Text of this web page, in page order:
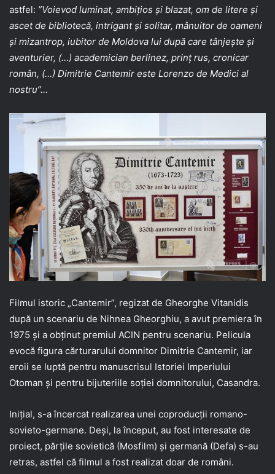
astfel: ”Voievod luminat, ambiţios şi blazat, om de litere şi
ascet de bibliotecă, intrigant şi solitar, mânuitor de oameni
şi mizantrop, iubitor de Moldova lui după care tânjeşte şi
aventurier, (…) academician berlinez, prinţ rus, cronicar
român, (…) Dimitrie Cantemir este Lorenzo de Medici al
nostru”…
Filmul istoric „Cantemir”, regizat de Gheorghe Vitanidis
după un scenariu de Nihnea Gheorghiu, a avut premiera în
1975 şi a obţinut premiul ACIN pentru scenariu. Pelicula
evocă figura cărturarului domnitor Dimitrie Cantemir, iar
eroii se luptă pentru manuscrisul Istoriei Imperiului
Otoman şi pentru bijuteriile soţiei domnitorului, Casandra.
Iniţial, s-a încercat realizarea unei coproducţii romano-
sovieto-germane. Deşi, la început, au fost interesate de
proiect, părţile sovietică (Mosfilm) şi germană (Defa) s-au
retras, astfel că filmul a fost realizat doar de români.